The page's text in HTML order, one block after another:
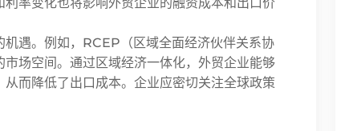
遇。例如，RCEP（区域全面经济伙伴关系协
场空间。通过区域经济一体化，外贸企业能够
而降低了出口成本。企业应密切关注全球政策